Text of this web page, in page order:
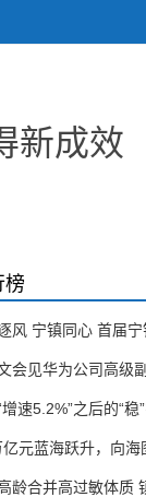
新成效
榜
风 宁镇同心 首届宁
会见华为公司高级
速5.2%”之后的“稳
元蓝海跃升，向海
龄合并高过敏体质